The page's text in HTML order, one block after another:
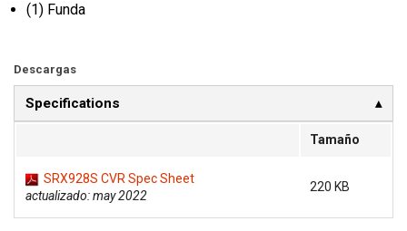
(1) Funda
Descargas
Specifications
Tamaño
SRX928S CVR Spec Sheet
actualizado: may 2022
220 KB